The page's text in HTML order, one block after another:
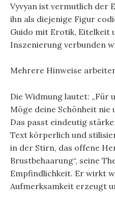
Vyvyan ist vermutlich der
ihn als diejenige Figur
Guido mit Erotik, Eitelkeit
Inszenierung verbunden
Mehrere Hinweise
Die Widmung lautet: „Für
Möge deine Schönheit nie
Das passt eindeutig
Text körperlich und
in der Stirn, das offene
Brustbehaarung“, seine
Empfindlichkeit. Er wirkt
Aufmerksamkeit erzeugt